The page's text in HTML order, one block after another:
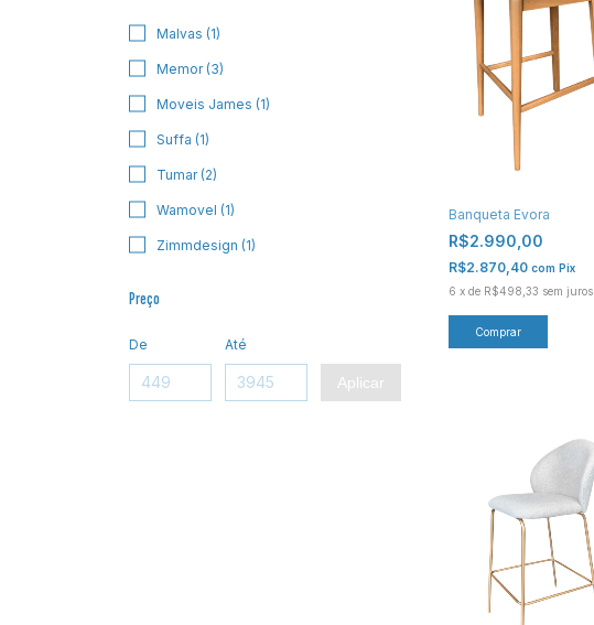
Malvas (1)
Memor (3)
Moveis James (1)
Suffa (1)
Tumar (2)
Wamovel (1)
Zimmdesign (1)
Preço
De Até
Aplicar
Banqueta Evora
R$2.990,00
R$2.870,40 com Pix
6 x de R$498,33 sem juros
Comprar